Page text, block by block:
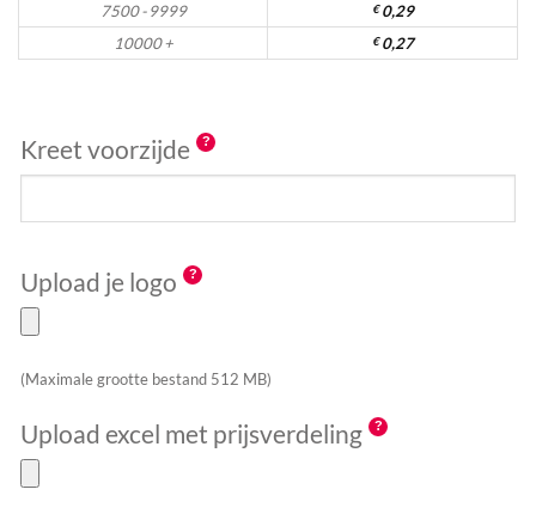
7500 - 9999
€0,29
10000 +
€0,27
Kreet voorzijde
Upload je logo
(Maximale grootte bestand 512 MB)
Upload excel met prijsverdeling